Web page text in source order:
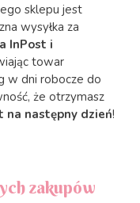
sklepu jest
wysyłka za
InPost i
towar
w dni robocze do
że otrzymasz
na następny dzień!
zakupów